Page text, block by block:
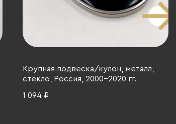
Крупная подвеска/кулон, металл,
стекло, Россия, 2000-2020 гг.
1 094 ₽